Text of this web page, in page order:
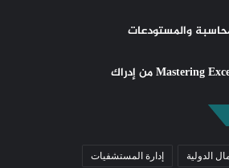
والمستودعات
الدولية إدارة المستشفيات